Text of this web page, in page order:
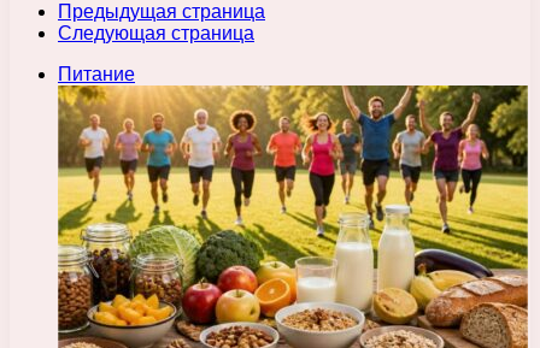
Предыдущая страница
Следующая страница
Питание